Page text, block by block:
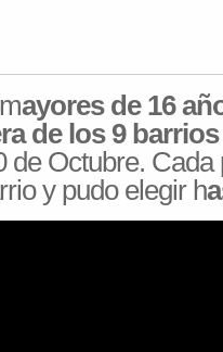
ayores de 16
de los 9
de Octubre.
y pudo elegir h